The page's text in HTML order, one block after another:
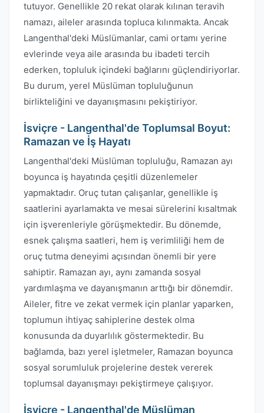
tutuyor. Genellikle 20 rekat olarak kılınan teravih
namazı, aileler arasında topluca kılınmakta. Ancak
Langenthal'deki Müslümanlar, cami ortamı yerine
evlerinde veya aile arasında bu ibadeti tercih
ederken, topluluk içindeki bağlarını güçlendiriyorlar.
Bu durum, yerel Müslüman topluluğunun
birlikteliğini ve dayanışmasını pekiştiriyor.
İsviçre - Langenthal'de Toplumsal Boyut:
Ramazan ve İş Hayatı
Langenthal'deki Müslüman topluluğu, Ramazan ayı
boyunca iş hayatında çeşitli düzenlemeler
yapmaktadır. Oruç tutan çalışanlar, genellikle iş
saatlerini ayarlamakta ve mesai sürelerini kısaltmak
için işverenleriyle görüşmektedir. Bu dönemde,
esnek çalışma saatleri, hem iş verimliliği hem de
oruç tutma deneyimi açısından önemli bir yere
sahiptir. Ramazan ayı, aynı zamanda sosyal
yardımlaşma ve dayanışmanın arttığı bir dönemdir.
Aileler, fitre ve zekat vermek için planlar yaparken,
toplumun ihtiyaç sahiplerine destek olma
konusunda da duyarlılık göstermektedir. Bu
bağlamda, bazı yerel işletmeler, Ramazan boyunca
sosyal sorumluluk projelerine destek vererek
toplumsal dayanışmayı pekiştirmeye çalışıyor.
İsviçre - Langenthal'de Müslüman